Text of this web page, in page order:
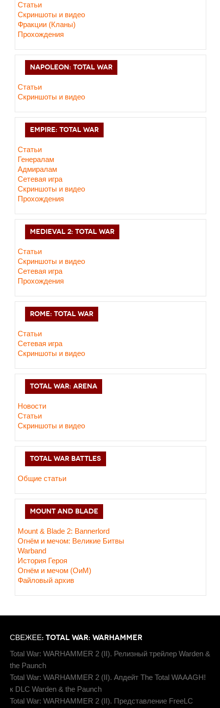
Статьи
Cкриншоты и видео
Фракции (Кланы)
Прохождения
NAPOLEON: TOTAL WAR
Статьи
Скриншоты и видео
EMPIRE: TOTAL WAR
Статьи
Генералам
Адмиралам
Сетевая игра
Скриншоты и видео
Прохождения
MEDIEVAL 2: TOTAL WAR
Статьи
Скриншоты и видео
Сетевая игра
Прохождения
ROME: TOTAL WAR
Статьи
Сетевая игра
Скриншоты и видео
TOTAL WAR: ARENA
Новости
Статьи
Скриншоты и видео
TOTAL WAR BATTLES
Общие статьи
MOUNT AND BLADE
Mount & Blade 2: Bannerlord
Огнём и мечом: Великие Битвы
Warband
История Героя
Огнём и мечом (ОиМ)
Файловый архив
СВЕЖЕЕ: TOTAL WAR: WARHAMMER
Total War: WARHAMMER 2 (II). Релизный трейлер Warden &
the Paunch
Total War: WARHAMMER 2 (II). Апдейт The Total WAAAGH!
к DLC Warden & the Paunch
Total War: WARHAMMER 2 (II). Представление FreeLC